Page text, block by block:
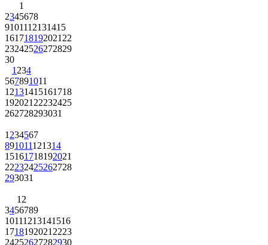
5
910111213
16171819202122
232425262728 29
30
1
678910
1213141516
19202122232425
262728 293031
8 9101112
151617181920
22232425262728
293031
567
10111213
17181920212223
2425262728 2930